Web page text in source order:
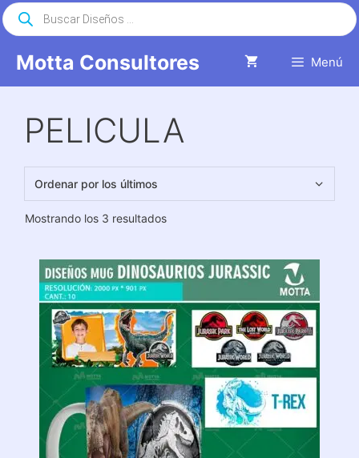
Saltar
al
Motta Consultores Menú
Búsqueda
de
productos
PELICULA
Mostrando los 3 resultadosOrdenado
últimos